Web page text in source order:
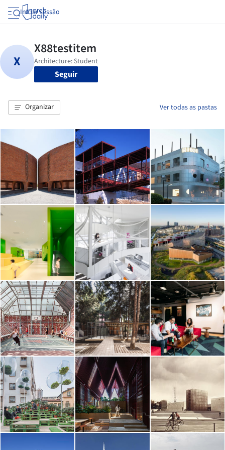
Iniciar sessão
Seguir
Organizar Ver todas as pastas